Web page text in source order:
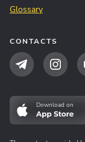
Glossary
CONTACTS
Download on